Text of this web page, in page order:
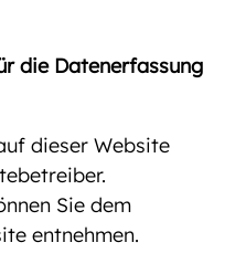
die Datenerfassung
dieser Website
Sie dem
entnehmen.